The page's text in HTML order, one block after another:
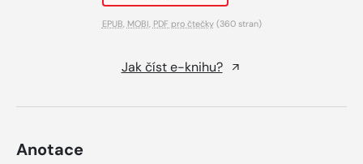
EPUB MOBI PDF pro čtečky(360 stran)
Jak číst e-knihu?
Anotace